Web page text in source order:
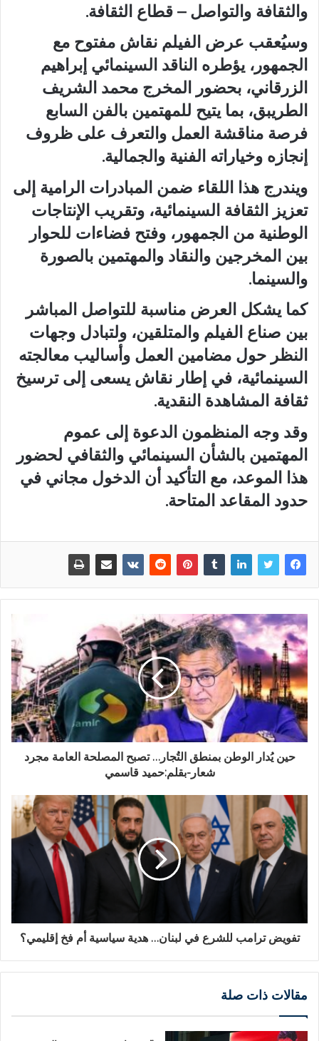
والثقافة والتواصل – قطاع الثقافة.
وسيُعقب عرض الفيلم نقاش مفتوح مع
الجمهور، يؤطره الناقد السينمائي إبراهيم
الزرقاني، بحضور المخرج محمد الشريف
الطريبق، بما يتيح للمهتمين بالفن السابع
فرصة مناقشة العمل والتعرف على ظروف
إنجازه وخياراته الفنية والجمالية.
ويندرج هذا اللقاء ضمن المبادرات الرامية إلى
تعزيز الثقافة السينمائية، وتقريب الإنتاجات
الوطنية من الجمهور، وفتح فضاءات للحوار
بين المخرجين والنقاد والمهتمين بالصورة
والسينما.
كما يشكل العرض مناسبة للتواصل المباشر
بين صناع الفيلم والمتلقين، ولتبادل وجهات
النظر حول مضامين العمل وأساليب معالجته
السينمائية، في إطار نقاش يسعى إلى ترسيخ
ثقافة المشاهدة النقدية.
وقد وجه المنظمون الدعوة إلى عموم
المهتمين بالشأن السينمائي والثقافي لحضور
هذا الموعد، مع التأكيد أن الدخول مجاني في
حدود المقاعد المتاحة.
حين يُدار الوطن بمنطق التُجار… تصبح المصلحة العامة مجرد
شعار-بقلم:حميد قاسمي
تفويض ترامب للشرع في لبنان… هدية سياسية أم فخ إقليمي؟
مقالات ذات صلة